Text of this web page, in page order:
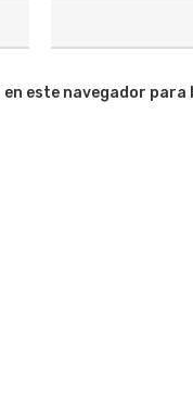
este navegador